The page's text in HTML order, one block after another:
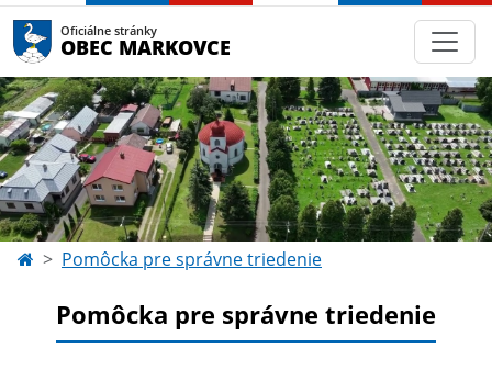
Oficiálne stránky
OBEC MARKOVCE
Pomôcka pre správne triedenie
Pomôcka pre správne triedenie